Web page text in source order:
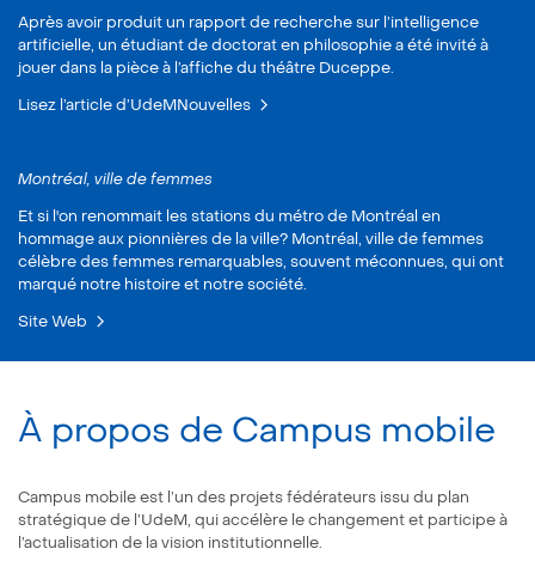
Après avoir produit un rapport de recherche sur l’intelligence
artificielle, un étudiant de doctorat en philosophie a été invité à
jouer dans la pièce à l’affiche du théâtre Duceppe.
Lisez l’article d’UdeMNouvelles
Montréal, ville de femmes
Et si l'on renommait les stations du métro de Montréal en
hommage aux pionnières de la ville? Montréal, ville de femmes
célèbre des femmes remarquables, souvent méconnues, qui ont
marqué notre histoire et notre société.
Site Web
À propos de Campus mobile
Campus mobile est l’un des projets fédérateurs issu du plan
stratégique de l’UdeM, qui accélère le changement et participe à
l’actualisation de la vision institutionnelle.